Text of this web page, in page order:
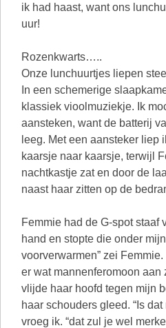
ik had haast, want ons
uur!
Rozenkwarts…..
Onze lunchuurtjes liepen
In een schemerige
klassiek vioolmuziekje. Ik
aansteken, want de batterij
leeg. Met een aansteker liep
kaarsje naar kaarsje, terwijl
nachtkastje zat en door de
naast haar zitten op de
Femmie had de G-spot staaf
hand en stopte die onder
voorverwarmen” zei
er wat mannenferomoon aan
vlijde haar hoofd tegen mijn
haar schouders gleed. “Is
vroeg ik. “dat zul je wel